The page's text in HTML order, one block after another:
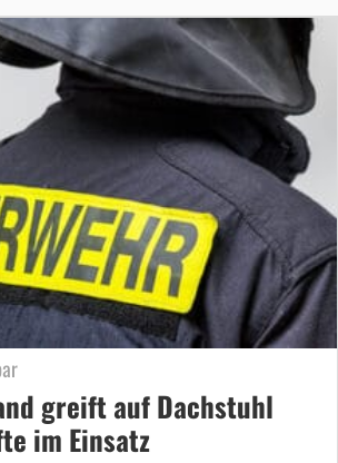
greift auf Dachstuhl
im Einsatz